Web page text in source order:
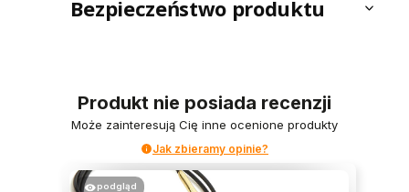
Bezpieczeństwo produktu
Produkt nie posiada recenzji
Może zainteresują Cię inne ocenione produkty
Jak zbieramy opinie?
podgląd